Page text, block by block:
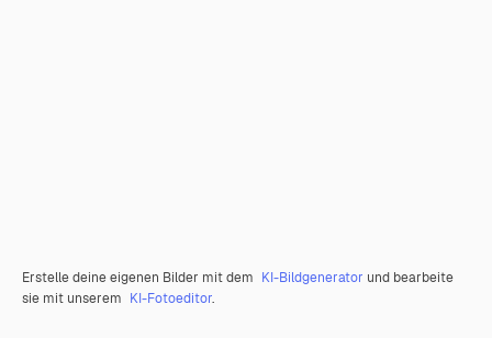
Erstelle deine eigenen Bilder mit dem KI-Bildgenerator und bearbeite
sie mit unserem KI-Fotoeditor.